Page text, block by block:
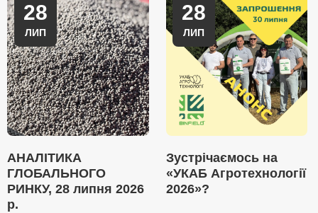
28
ЛИП
АНАЛІТИКА
ГЛОБАЛЬНОГО
РИНКУ, 28 липня 2026
р.
28
ЛИП
Зустрічаємось на
«УКАБ Агротехнології
2026»?